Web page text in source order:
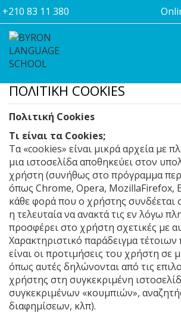
+210 83 11 380
ΠΟΛΙΤΙΚΗ COOKIES
Πολιτική Cookies
Τι είναι τα Cookies;
Τα «cookies» είναι μικρά αρχεία με
μια ιστοσελίδα αποθηκεύει στον
χρήστη (συνήθως στο πρόγραμμα
όπως Chrome, Opera, MozillaFirefox,
κάθε φορά που ο χρήστης συνδέεται
η τελευταία να ανακτά τις εν λόγω
προσφέρει στο χρήστη σχετικές με
Χαρακτηριστικό παράδειγμα
είναι οι προτιμήσεις του χρήστη σε
όπως αυτές δηλώνονται από τις
χρήστης στη συγκεκριμένη
συγκεκριμένων «κουμπιών»,
διαφημίσεων, κλπ).